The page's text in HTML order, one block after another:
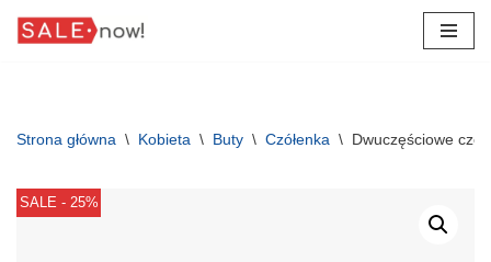
Strona główna \ Kobieta \ Buty \ Czółenka \ Dwuczęściowe
SALE - 25%